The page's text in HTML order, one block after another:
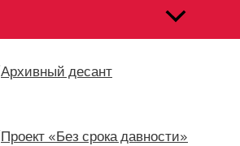
Архивный десант
Проект «Без срока давности»